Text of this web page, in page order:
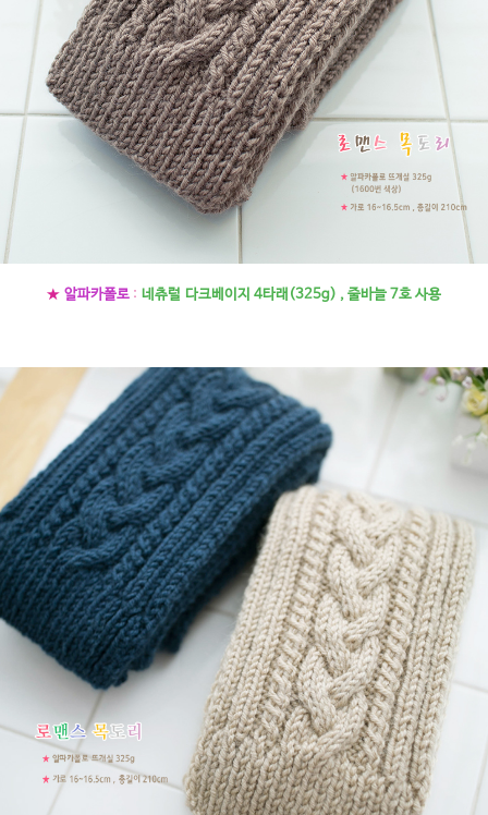
★ 알파카폴로 : 네츄럴 다크베이지 4타래(325g) , 줄바늘 7호 사용